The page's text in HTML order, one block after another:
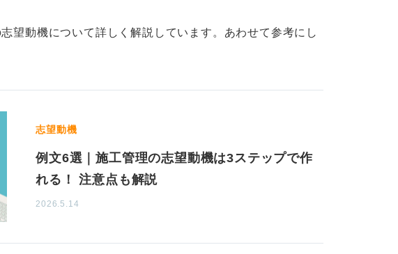
る！ 貢献したい熱意を伝えよう
設計者、施主、そして近隣住民といった多方面とのコ
頻繁に求められる仕事です。
としてのあなたの適性があること、またこれまでの経
てきた具体例があれば、それをアピールすることが非
望動機について詳しく解説しています。あわせて参考にし
志望動機
例文6選｜施工管理の志望動機は3ステップで作
れる！ 注意点も解説
2026.5.14